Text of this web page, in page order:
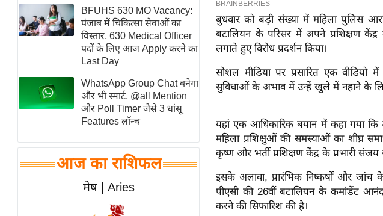
विश्लेषण
समसामयिक
मातृभूमि
स्तंभ
एम.
आर.
चाय पर
समीक्षा
BFUHS 630 MO Vacancy:
पंजाब में चिकित्सा सेवाओं का
विस्तार, 630 Medical Officer
पदों के लिए आज Apply करने का
Last Day
WhatsApp Group Chat बनेगा
और भी स्मार्ट, @all Mention
और Poll Timer जैसे 3 धांसू
Features लॉन्च
आज का राशिफल
मेष | Aries
बुधवार को बड़ी संख्या में महिला पुलिस
बटालियन के परिसर में अपने प्रशिक्षण
लगाते हुए विरोध प्रदर्शन किया।
सोशल मीडिया पर प्रसारित एक वीडियो
सुविधाओं के अभाव में उन्हें खुले में नहाने के
यहां एक आधिकारिक बयान में कहा गया कि
महिला प्रशिक्षुओं की समस्याओं का शीघ्र
कृष्ण और भर्ती प्रशिक्षण केंद्र के प्रभारी
इसके अलावा, प्रारंभिक निष्कर्षों और
पीएसी की 26वीं बटालियन के कमांडेंट आनंद
करने की सिफारिश की है।